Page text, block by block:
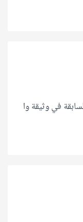
الـ 3 سنوات السابقة في وثيقة وا